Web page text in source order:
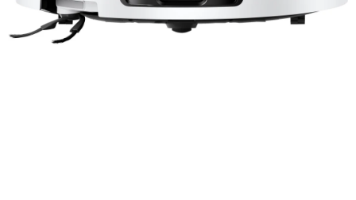
objednávka
antiviru
ESET